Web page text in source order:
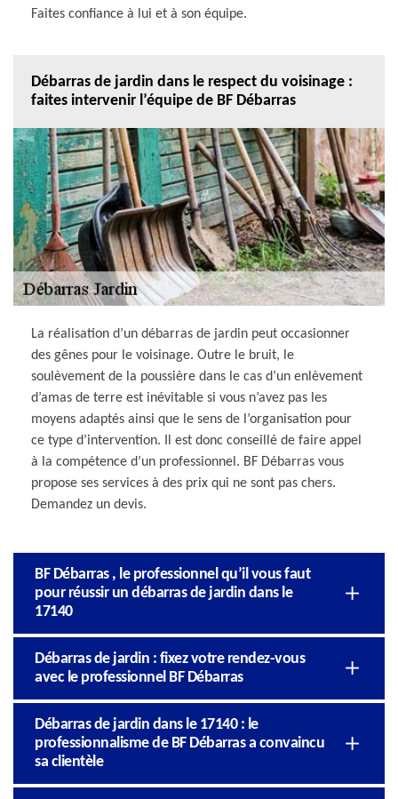
Faites confiance à lui et à son équipe.
Débarras de jardin dans le respect du voisinage :
faites intervenir l’équipe de BF Débarras
La réalisation d’un débarras de jardin peut occasionner
des gênes pour le voisinage. Outre le bruit, le
soulèvement de la poussière dans le cas d’un enlèvement
d’amas de terre est inévitable si vous n’avez pas les
moyens adaptés ainsi que le sens de l’organisation pour
ce type d’intervention. Il est donc conseillé de faire appel
à la compétence d’un professionnel. BF Débarras vous
propose ses services à des prix qui ne sont pas chers.
Demandez un devis.
BF Débarras , le professionnel qu’il vous faut
pour réussir un débarras de jardin dans le
17140
Débarras de jardin : fixez votre rendez-vous
avec le professionnel BF Débarras
Débarras de jardin dans le 17140 : le
professionnalisme de BF Débarras a convaincu
sa clientèle